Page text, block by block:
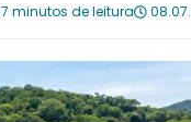
7 minutos de leitura